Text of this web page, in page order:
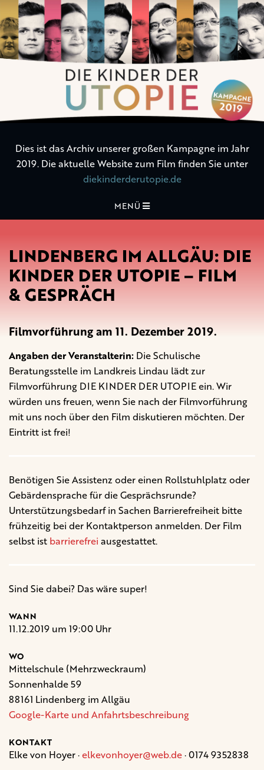
Die
Kinder
der
Dies ist das Archiv unserer großen Kampagne im Jahr
2019. Die aktuelle Website zum Film finden Sie unter
diekinderderutopie.de
MENÜ
LINDENBERG IM ALLGÄU: DIE
KINDER DER UTOPIE – FILM
& GESPRÄCH
Filmvorführung am 11. Dezember 2019.
Angaben der Veranstalterin: Die Schulische
Beratungsstelle im Landkreis Lindau lädt zur
Filmvorführung DIE KINDER DER UTOPIE ein. Wir
würden uns freuen, wenn Sie nach der Filmvorführung
mit uns noch über den Film diskutieren möchten. Der
Eintritt ist frei!
Benötigen Sie Assistenz oder einen Rollstuhlplatz oder
Gebärdensprache für die Gesprächsrunde?
Unterstützungsbedarf in Sachen Barrierefreiheit bitte
frühzeitig bei der Kontaktperson anmelden. Der Film
selbst ist barrierefrei ausgestattet.
Sind Sie dabei? Das wäre super!
WANN
11.12.2019 um 19:00 Uhr
WO
Mittelschule (Mehrzweckraum)
Sonnenhalde 59
88161 Lindenberg im Allgäu
Google-Karte und Anfahrtsbeschreibung
KONTAKT
Elke von Hoyer ·elkevonhoyer@web.de· 0174 9352838